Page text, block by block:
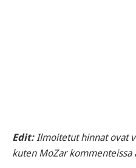
Edit:Ilmoitetut hinnat ovat
kuten MoZar kommenteissa